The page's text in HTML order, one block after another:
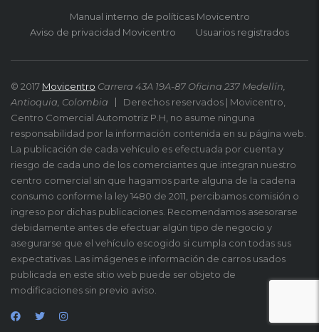
Manual interno de políticas Movicentro
Aviso de privacidad Movicentro
Usuarios registrados
© 2017 Movicentro Carrera 43A 19A-87 Oficina 237 Medellín,
Antioquia, Colombia
Derechos reservados | Movicentro,
Centro Comercial Automotriz P.H, no asume ninguna
responsabilidad por la información contenida en su página web.
La publicación de cada vehículo es efectuada por cuenta y
riesgo de cada uno de los comerciantes que integran nuestro
centro comercial sin que hagamos parte alguna de la cadena
consumo conforme la ley 1480 de 2011, percibamos comisión o
ingreso por dichas publicaciones. Recomendamos asesorarse
debidamente antes de efectuar algún tipo de negocio y
asegurarse que el vehículo escogido si cumpla con todas sus
expectativas. Las imágenes e información de carros usados
publicada en este sitio web puede ser objeto de
modificaciones sin previo aviso.